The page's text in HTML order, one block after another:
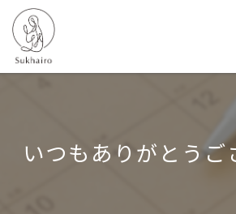
いつもありがとうご